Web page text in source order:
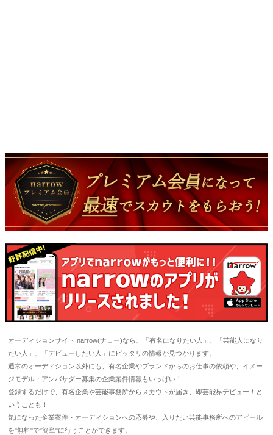
オーディションサイト narrow(ナロー)なら、「有名になりたい人」、「芸能人になり
たい人」、「デビューしたい人」にピッタリの情報が見つかります。
通常のオーディション以外にも、有名企業やブランドからのお仕事の依頼や、イメー
ジモデル・アンバサダー募集の企業案件情報もいっぱい！
登録するだけで、有名企業や芸能事務所からスカウトが届き、即芸能界デビュー！と
いうことも！
気になった企業案件・オーディションへの応募や、入りたい芸能事務所へのアピール
を"無料"で"簡単"に行うことができます。